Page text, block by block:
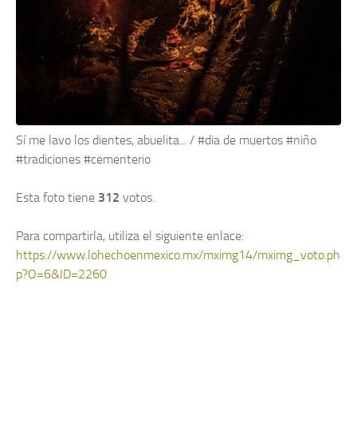
Sí me lavo los dientes, abuelita... / #dia de muertos #niño
#tradiciones #cementerio
Esta foto tiene 312 votos.
Para compartirla, utiliza el siguiente enlace:
https://www.lohechoenmexico.mx/mximg14/mximg_voto.ph
p?O=6&ID=2260